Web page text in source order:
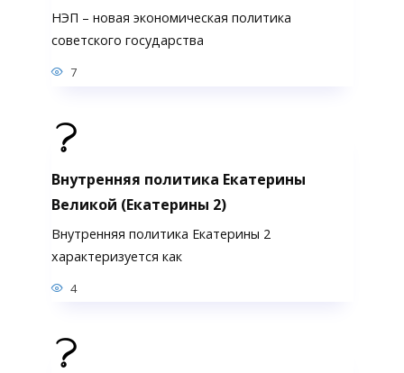
НЭП – новая экономическая политика
советского государства
7
Внутренняя политика Екатерины
Великой (Екатерины 2)
Внутренняя политика Екатерины 2
характеризуется как
4